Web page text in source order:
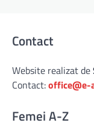
Contact
Website realizat de
Contact:office@e-
Femei A-Z